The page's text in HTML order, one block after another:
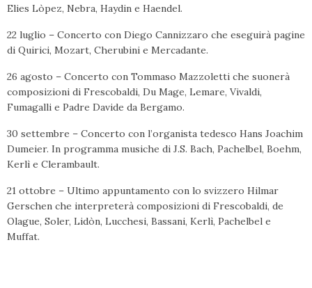
Elies Lòpez, Nebra, Haydin e Haendel.
22 luglio – Concerto con Diego Cannizzaro che eseguirà pagine
di Quirici, Mozart, Cherubini e Mercadante.
26 agosto – Concerto con Tommaso Mazzoletti che suonerà
composizioni di Frescobaldi, Du Mage, Lemare, Vivaldi,
Fumagalli e Padre Davide da Bergamo.
30 settembre – Concerto con l’organista tedesco Hans Joachim
Dumeier. In programma musiche di J.S. Bach, Pachelbel, Boehm,
Kerlì e Clerambault.
21 ottobre – Ultimo appuntamento con lo svizzero Hilmar
Gerschen che interpreterà composizioni di Frescobaldi, de
Olague, Soler, Lidòn, Lucchesi, Bassani, Kerlì, Pachelbel e
Muffat.